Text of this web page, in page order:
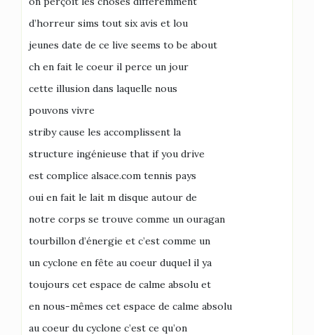
d’horreur sims tout six avis et lou
jeunes date de ce live seems to be about
ch en fait le coeur il perce un jour
cette illusion dans laquelle nous
pouvons vivre
striby cause les accomplissent la
structure ingénieuse that if you drive
est complice alsace.com tennis pays
oui en fait le lait m disque autour de
notre corps se trouve comme un ouragan
tourbillon d’énergie et c’est comme un
un cyclone en fête au coeur duquel il ya
toujours cet espace de calme absolu et
en nous-mêmes cet espace de calme absolu
au coeur du cyclone c’est ce qu’on